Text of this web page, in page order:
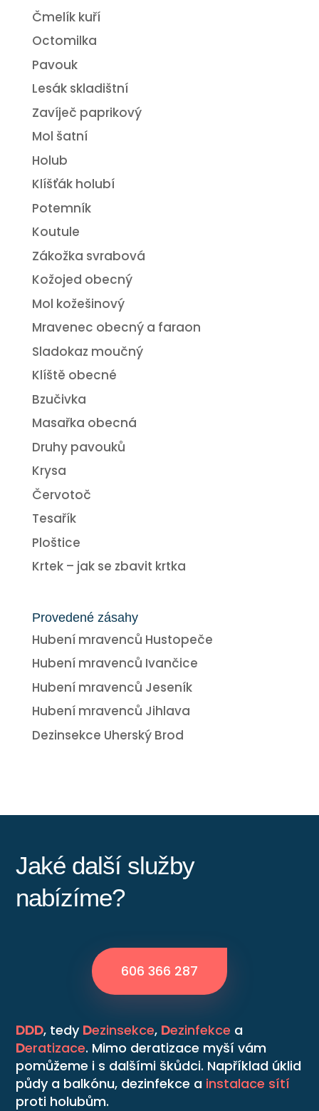
Čmelík kuří
Octomilka
Pavouk
Lesák skladištní
Zavíječ paprikový
Mol šatní
Holub
Klíšťák holubí
Potemník
Koutule
Zákožka svrabová
Kožojed obecný
Mol kožešinový
Mravenec obecný a faraon
Sladokaz moučný
Klíště obecné
Bzučivka
Masařka obecná
Druhy pavouků
Krysa
Červotoč
Tesařík
Ploštice
Krtek – jak se zbavit krtka
Provedené zásahy
Hubení mravenců Hustopeče
Hubení mravenců Ivančice
Hubení mravenců Jeseník
Hubení mravenců Jihlava
Dezinsekce Uherský Brod
Jaké další služby
nabízíme?
606 366 287
DDD, tedy Dezinsekce, Dezinfekce a
Deratizace. Mimo deratizace myší vám
pomůžeme i s dalšími škůdci. Například úklid
půdy a balkónu, dezinfekce a instalace sítí
proti holubům.